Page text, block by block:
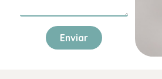
Enviar